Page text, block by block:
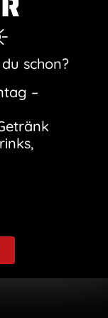
schon?
–